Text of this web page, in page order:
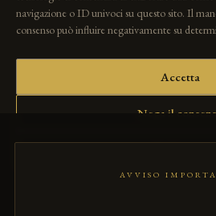
navigazione o ID univoci su questo sito. Il
consenso può influire negativamente su
Accetta
Nega il
© 2025 Strider's Tale — Fan film no-profit
Privacy PolicyCookie
AVVISO